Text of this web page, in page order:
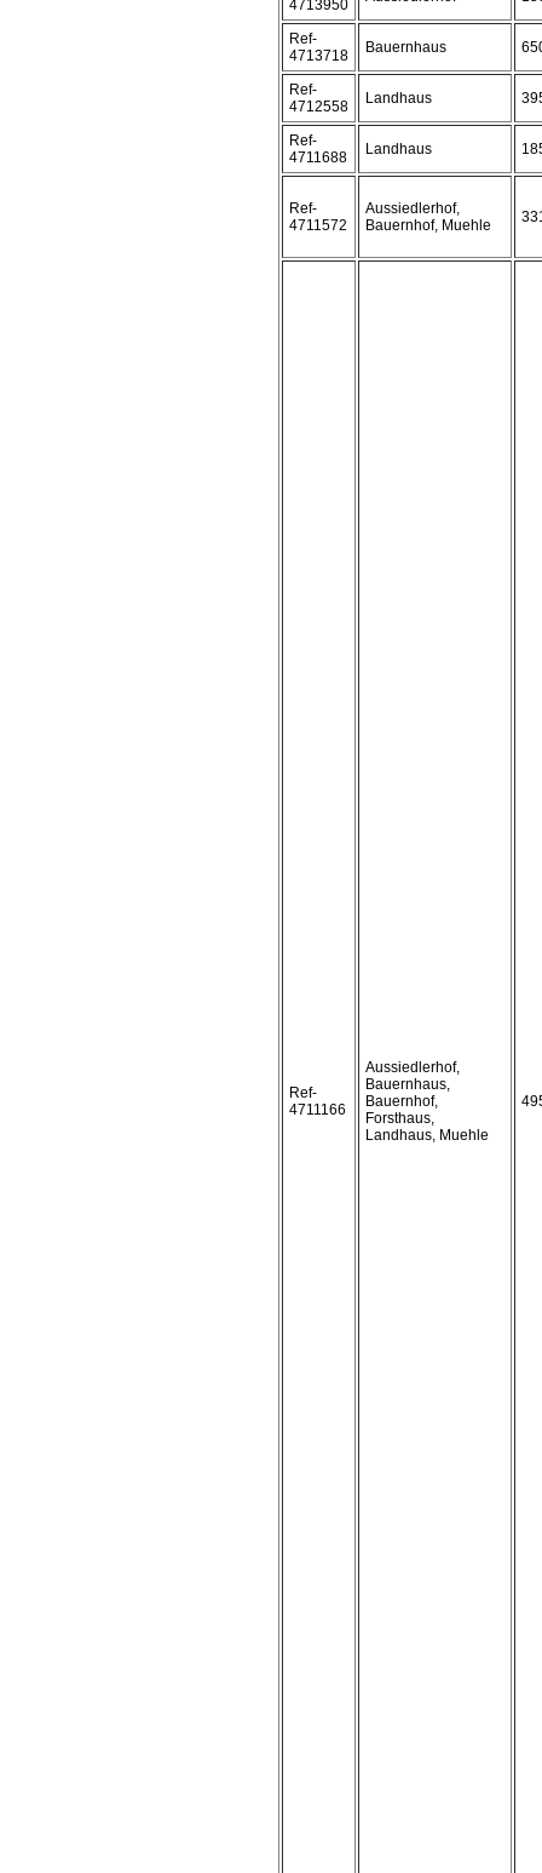
4713950
Ref-
4713718
Bauernhaus
Ref-
4712558
Landhaus
Ref-
4711688
Landhaus
Ref-
4711572
Aussiedlerhof,
Bauernhof, Muehle
Ref-
4711166
Aussiedlerhof,
Bauernhaus,
Bauernhof,
Forsthaus,
Landhaus, Muehle